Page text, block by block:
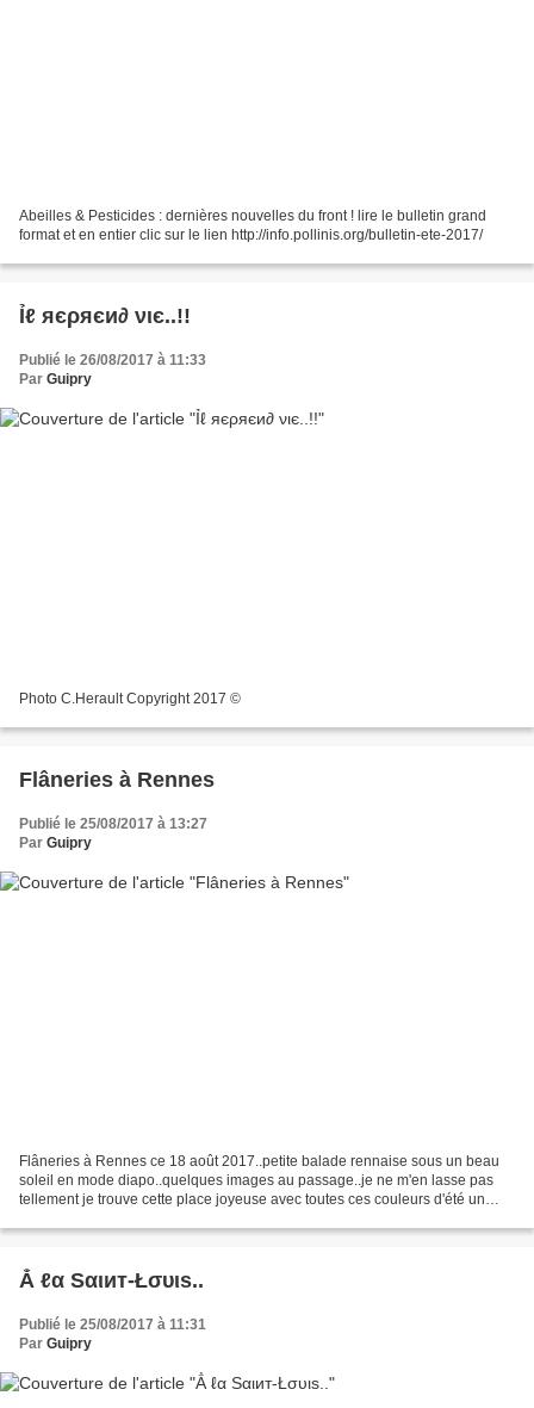
Abeilles & Pesticides : dernières nouvelles du front ! lire le bulletin grand
format et en entier clic sur le lien http://info.pollinis.org/bulletin-ete-2017/
Ỉℓ яєρяєи∂ νιє..!!
Publié le 26/08/2017 à 11:33
Par Guipry
Photo C.Herault Copyright 2017 ©
Flâneries à Rennes
Publié le 25/08/2017 à 13:27
Par Guipry
Flâneries à Rennes ce 18 août 2017..petite balade rennaise sous un beau
soleil en mode diapo..quelques images au passage..je ne m'en lasse pas
tellement je trouve cette place joyeuse avec toutes ces couleurs d'été un
Ẳ ℓα Sαιит-Łσυιѕ..
Publié le 25/08/2017 à 11:31
Par Guipry